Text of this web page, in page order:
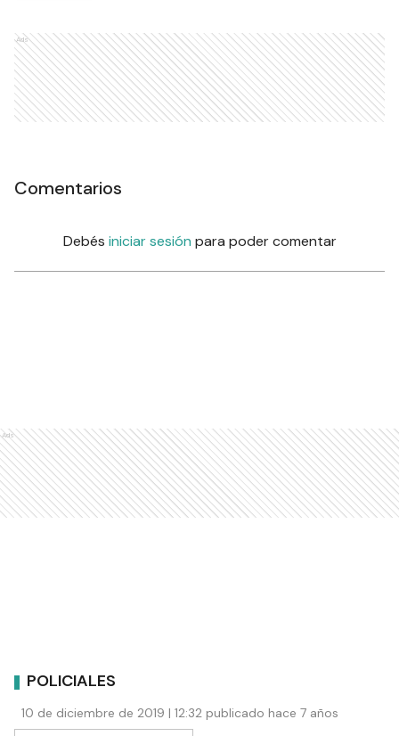
Ads
Comentarios
Debés iniciar sesión para poder comentar
Ads
POLICIALES
10 de diciembre de 2019 | 12:32 publicado hace 7 años